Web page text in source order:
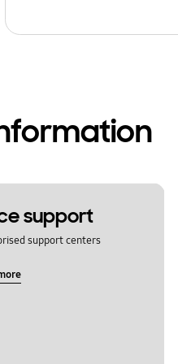
support
support centers